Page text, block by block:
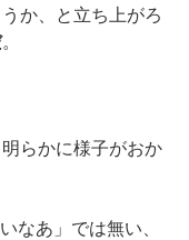
か、と立ち上がろ
。
らかに様子がおか
なあ」では無い、